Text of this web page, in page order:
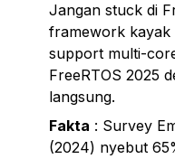
Jangan stuck di
framework kayak
support multi-
FreeRTOS 2025
langsung.
Fakta : Survey
(2024) nyebut